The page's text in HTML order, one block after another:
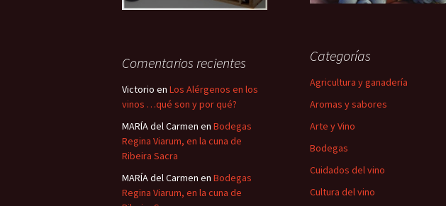
Categorías
Agricultura y ganadería
Aromas y sabores
Arte y Vino
Bodegas
Cuidados del vino
Cultura del vino
Comentarios recientes
Victorio en Los Alérgenos en los
vinos …qué son y por qué?
MARÍA del Carmen en Bodegas
Regina Viarum, en la cuna de
Ribeira Sacra
MARÍA del Carmen en Bodegas
Regina Viarum, en la cuna de